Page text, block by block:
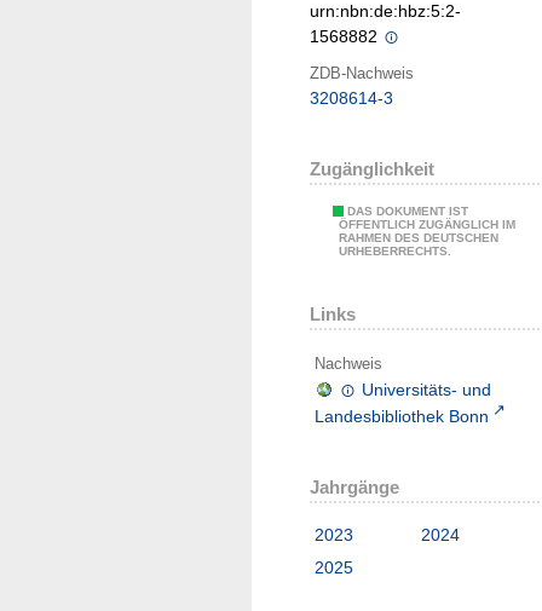
urn:nbn:de:hbz:5:2-
1568882
ZDB-Nachweis
3208614-3
Zugänglichkeit
DAS DOKUMENT IST
ÖFFENTLICH ZUGÄNGLICH IM
RAHMEN DES DEUTSCHEN
URHEBERRECHTS.
Links
Nachweis
Universitäts- und
Landesbibliothek Bonn
Jahrgänge
2023
2024
2025